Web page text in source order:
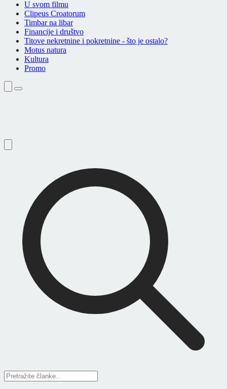
U svom filmu
Clipeus Croatorum
Timbar na libar
Financije i društvo
Titove nekretnine i pokretnine - što je ostalo?
Motus natura
Kultura
Promo